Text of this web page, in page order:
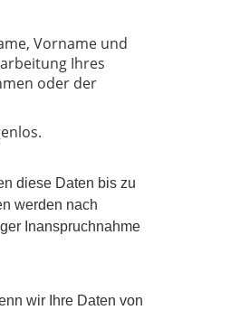
Vorname und
Ihres
oder der
diese Daten bis zu
werden nach
Inanspruchnahme
wir Ihre Daten von